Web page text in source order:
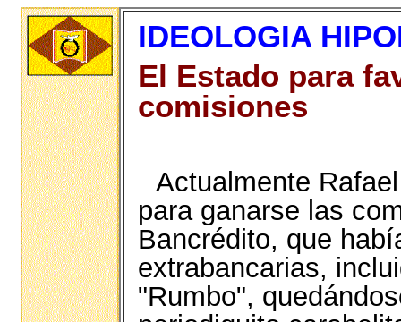
IDEOLOGIA
El Estado para
comisiones
Actualmente
para ganarse las
Bancrédito, que
extrabancarias,
"Rumbo",